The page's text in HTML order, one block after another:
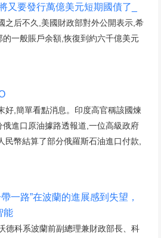
又要發行萬億美元短期國債了_
之后不久,美國財政部對外公開表示,希
一般賬戶余額,恢復到約六千億美元
好,簡單看點消息。印度高官稱該國煉
進口原油據路透報道,一位高級政府
民幣結算了部分俄羅斯石油進口付款,
一路”在波蘭的進展感到失望，
能
德科系波蘭前副總理兼財政部長、科